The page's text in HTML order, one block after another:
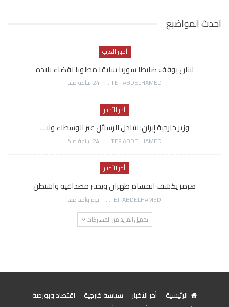
احدث المواضيع
أخبار العرب
لبنان يوقف ضابطا سوريا سابقا مطلوبا لقضاء بلاده
AWATEF ABDELHAMED 24 ساعة منذ
أخر الأخبار
وزير خارجية إيران: نتبادل الرسائل عبر الوسطاء ولا…
AWATEF ABDELHAMED 24 ساعة منذ
أخر الأخبار
هرمز يكشف انقسام طهران ويختبر مصداقية واشنطن
AWATEF ABDELHAMED يوم واحد منذ
تحميل المزيد من المشاركات
الرئيسية أخر الأخبار سياسة خارجية
اقتصاد وبورصة